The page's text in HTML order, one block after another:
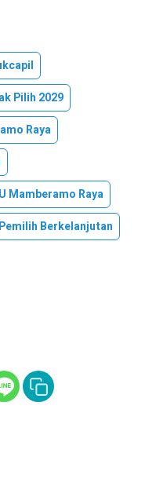
Pilih 2029
Raya
Mamberamo Raya
Berkelanjutan